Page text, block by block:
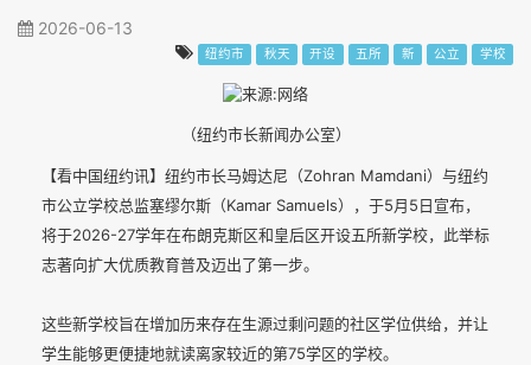
2026-06-13
纽约市 秋天 开设 五所 新 公立 学校
（纽约市长新闻办公室）
【看中国纽约讯】纽约市长马姆达尼（Zohran Mamdani）与纽约
市公立学校总监塞缪尔斯（Kamar Samuels），于5月5日宣布，
将于2026-27学年在布朗克斯区和皇后区开设五所新学校，此举标
志著向扩大优质教育普及迈出了第一步。
这些新学校旨在增加历来存在生源过剩问题的社区学位供给，并让
学生能够更便捷地就读离家较近的第75学区的学校。